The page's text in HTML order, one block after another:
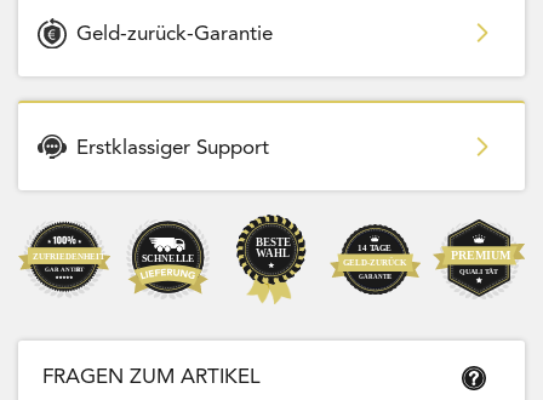
Geld-zurück-Garantie
Erstklassiger Support
FRAGEN ZUM ARTIKEL